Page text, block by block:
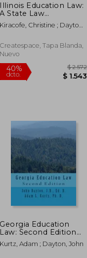
Illinois Education Law:
A State Law
Companion to
Education Law:
and Practice (en
Inglés)
Kiracofe, Christine ; Dayton,
Createspace, Tapa Blanda,
Nuevo
40%
Georgia Education
Law: Second Edition
(en Inglés)
Kurtz, Adam ; Dayton, John